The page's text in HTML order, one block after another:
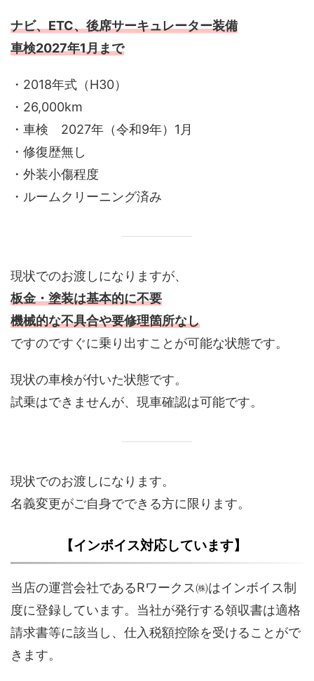
ナビ、ETC、後席サーキュレーター装備
車検2027年1月まで
・2018年式（H30）
・26,000km
・車検 2027年（令和9年）1月
・修復歴無し
・外装小傷程度
・ルームクリーニング済み
現状でのお渡しになりますが、
板金・塗装は基本的に不要
機械的な不具合や要修理箇所なし
ですのですぐに乗り出すことが可能な状態です。
現状の車検が付いた状態です。
試乗はできませんが、現車確認は可能です。
現状でのお渡しになります。
名義変更がご自身でできる方に限ります。
【インボイス対応しています】
当店の運営会社であるRワークス㈱はインボイス制
度に登録しています。当社が発行する領収書は適格
請求書等に該当し、仕入税額控除を受けることがで
きます。